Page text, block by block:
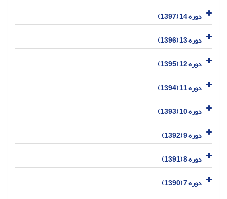
دوره 14 (1397)
دوره 13 (1396)
دوره 12 (1395)
دوره 11 (1394)
دوره 10 (1393)
دوره 9 (1392)
دوره 8 (1391)
دوره 7 (1390)